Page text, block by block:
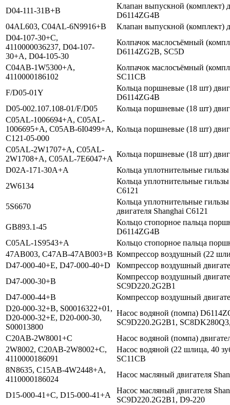
D04-111-31B+B
Клапан выпускной (комплект)
D6114ZG4B
04AL603, C04AL-6N9916+B
Клапан выпускной (комплект)
D04-107-30+C,
4110000036237, D04-107-
30+A, D04-105-30
Колпачок маслосъёмный
D6114ZG2B, SC5D
C04AB-1W5300+A,
4110000186102
Колпачок маслосъёмный
SC11CB
F/D05-01Y
Кольца поршневые (18 шт)
D6114ZG4B
D05-002.107.108-01/F/D05
Кольца поршневые (18 шт)
C05AL-1006694+A, C05AL-
1006695+A, C05AB-6I0499+A,
C121-05-000
Кольца поршневые (18 шт)
C05AL-2W1707+A, C05AL-
2W1708+A, C05AL-7E6047+A
Кольца поршневые (18 шт)
D02A-171-30A+A
Кольца уплотнительные
2W6134
Кольца уплотнительные
C6121
5S6670
Кольца уплотнительные
двигателя Shanghai C6121
GB893.1-45
Кольцо стопорное пальца
D6114ZG4B
C05AL-1S9543+A
Кольцо стопорное пальца
47AB003, C47AB-47AB003+B Компрессор воздушный (22
D47-000-40+E, D47-000-40+D
Компрессор воздушный
D47-000-30+B
Компрессор воздушный
SC9D220.2G2B1
D47-000-44+B
Компрессор воздушный
D20-000-32+B, S00016322+01,
D20-000-32+E, D20-000-30,
S00013800
Насос водяной (помпа)
SC9D220.2G2B1,
C20AB-2W8001+C
Насос водяной (помпа)
2W8002, C20AB-2W8002+C,
4110000186091
Насос водяной (22 шлица, 40
SC11CB
8N8635, C15AB-4W2448+A,
4110000186024
Насос масляный двигателя
D15-000-41+C, D15-000-41+A
Насос масляный двигателя
SC9D220.2G2B1, D9-220